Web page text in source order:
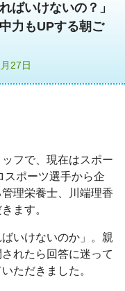
ばいけないの？」
力もUPする朝ご
27日
フで、現在はスポー
スポーツ選手から企
理栄養士、川端理香
ます。
いけないのか」。親
れたら回答に迷って
ただきました。